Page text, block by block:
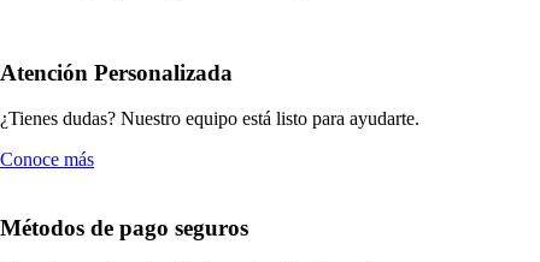
Atención Personalizada
¿Tienes dudas? Nuestro equipo está listo para ayudarte.
Conoce más
Métodos de pago seguros